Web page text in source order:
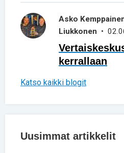
Asko
Liukkonen •
kerrallaan
Katso kaikki blogit
Uusimmat artikkelit